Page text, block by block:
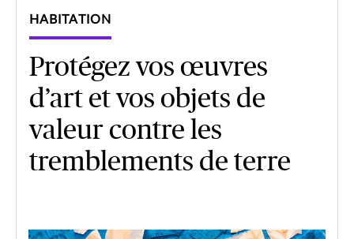
HABITATION
Protégez vos œuvres
d’art et vos objets de
valeur contre les
tremblements de terre